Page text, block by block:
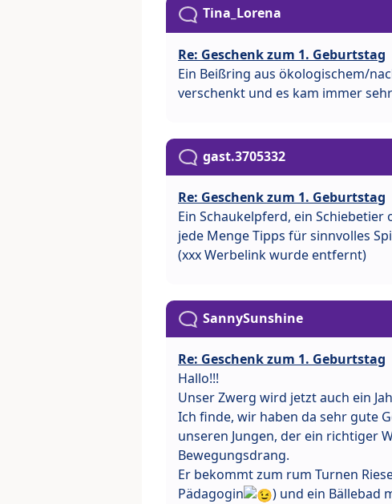
Tina_Lorena
Re: Geschenk zum 1. Geburtstag
Ein Beißring aus ökologischem/
verschenkt und es kam immer
gast.3705332
Re: Geschenk zum 1. Geburtstag
Ein Schaukelpferd, ein
jede Menge Tipps für sinnvolles
(xxx Werbelink wurde entfernt)
SannySunshine
Re: Geschenk zum 1. Geburtstag
Hallo!!!
Unser Zwerg wird jetzt auch ein
Ich finde, wir haben da sehr gute
unseren Jungen, der ein richtiger
Bewegungsdrang.
Er bekommt zum rum Turnen
Pädagogin
) und ein Bällebad